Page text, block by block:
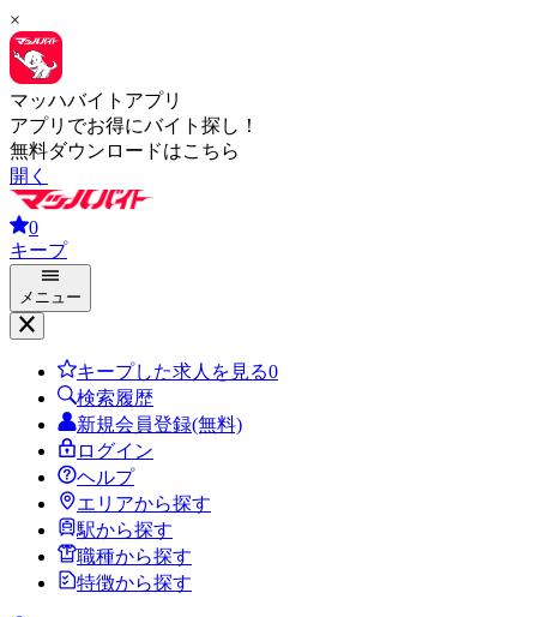
×
マッハバイトアプリ
アプリでお得にバイト探し！
無料ダウンロードはこちら
開く
0
キープ
メニュー
キープした求人を見る0
検索履歴
新規会員登録(無料)
ログイン
ヘルプ
エリアから探す
駅から探す
職種から探す
特徴から探す